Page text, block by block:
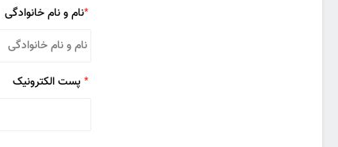
*نام و نام خانوادگی
*پست الکترونیک